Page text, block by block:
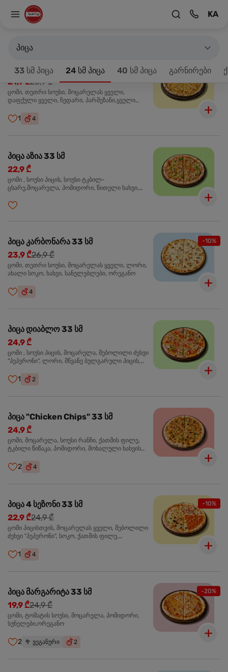
KA
პიცა
33 სმ პიცა 24 სმ პიცა 40 სმ პიცა გარნირები
მთავარზე
-20%
პიცა 4 ყველის 33 სმ
21,9 ₾26,9 ₾
ცომი, თეთრი სოუსი, მოცარელას ყველი,
დაფქული ყველი, ჩედარი, პარმეზანი,ყველი
1 4
პიცა აზია 33 სმ
22,9 ₾
ცომი , სოუსი პიცის, სოუსი ტკბილ-
ცხარე,მოცარელა, პომიდორი, წითელი ხახვი,
სეზამის მარცვლის ნაზავი, ქინძი, ორეგანო
-10%
პიცა კარბონარა 33 სმ
23,9 ₾26,9 ₾
ცომი, თეთრი სოუსი, მოცარელას ყველი, ლორი,
ახალი სოკო, ხახვი, სანელებლები, ორეგანო
4
პიცა დიაბლო 33 სმ
24,9 ₾
ცომი , სოუსი პიცის, მოცარელა, შებოლილი ძეხვი
"პეპერონი", ლორი, მწვანე ბულგარული პიცის,
1 2
პიცა "Chicken Chips" 33 სმ
24,9 ₾
ცომი, მოცარელა, სოუსი რანჩი, ქათმის ფილე,
ტკბილი წიწაკა, პომიდორი, მოხალული ხახვის
2 4
-10%
პიცა 4 სეზონი 33 სმ
22,9 ₾24,9 ₾
ცომი პიცისთვის, მოცარელას ყველი, შებოლილი
ძეხვი "პეპერონი", სოკო, ქათმის ფილე,
1 4
-20%
პიცა მარგარიტა 33 სმ
19,9 ₾24,9 ₾
ცომი, ტომატის სოუსი, მოცარელა, პომიდორი,
სუნელები,ორეგანო
2 🥦 ვეგანური 2